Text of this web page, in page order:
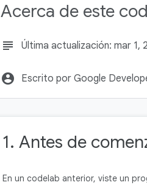
Acerca de este
subject Última actualización: mar 1,
account_circle Escrito por Google
1. Antes de
En un codelab anterior, viste un